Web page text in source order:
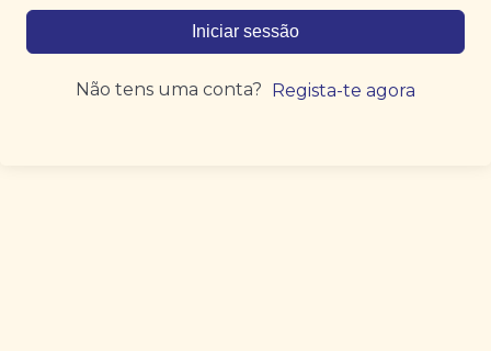
Iniciar sessão
Não tens uma conta? Regista-te agora